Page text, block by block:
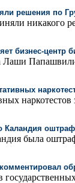
решения по
никакого
бизнес-центр
Лаши
Каландия
была